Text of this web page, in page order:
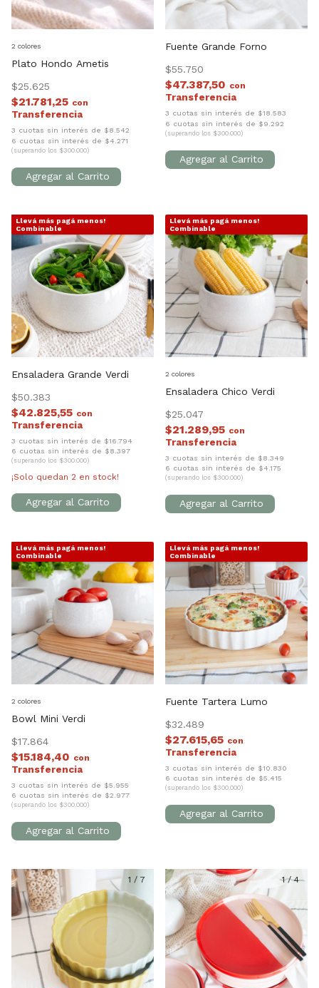
Plato Hondo Ametis
$25.625
$21.781,25 con
3 cuotas sin interés de $8.542
6 cuotas sin interés de $4.271
(superando los $300.000)
2 colores
Fuente Grande Forno
$55.750
$47.387,50 con
3 cuotas sin interés de $18.583
6 cuotas sin interés de $9.292
(superando los $300.000)
Llevá más pagá menos!
Combinable
Ensaladera Grande Verdi
$50.383
$42.825,55 con
3 cuotas sin interés de $16.794
6 cuotas sin interés de $8.397
(superando los $300.000)
¡Solo quedan 2 en stock!
Llevá más pagá menos!
Combinable
Ensaladera Chico Verdi
$25.047
$21.289,95 con
3 cuotas sin interés de $8.349
6 cuotas sin interés de $4.175
(superando los $300.000)
2 colores
Llevá más pagá menos!
Combinable
Bowl Mini Verdi
$17.864
$15.184,40 con
3 cuotas sin interés de $5.955
6 cuotas sin interés de $2.977
(superando los $300.000)
2 colores
Llevá más pagá menos!
Combinable
Fuente Tartera Lumo
$32.489
$27.615,65 con
3 cuotas sin interés de $10.830
6 cuotas sin interés de $5.415
(superando los $300.000)
1 / 7 1/4